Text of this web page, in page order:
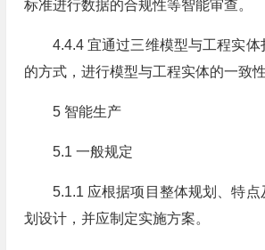
标准进行数据的合规性等智能审查。
4.4.4 宜通过三维模型与工程实
的方式，进行模型与工程实体的一致性
5 智能生产
5.1 一般规定
5.1.1 应根据项目整体规划、特
划设计，并应制定实施方案。